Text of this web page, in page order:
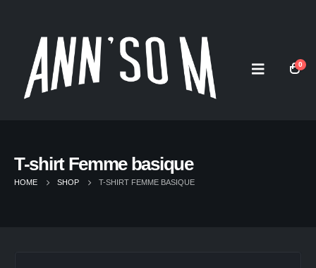
0
T-shirt Femme basique
HOME SHOP T-SHIRT FEMME BASIQUE